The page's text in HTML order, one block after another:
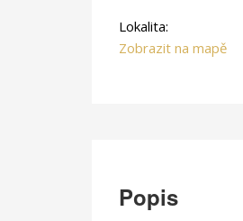
Lokalita:
Zobrazit na mapě
Popis